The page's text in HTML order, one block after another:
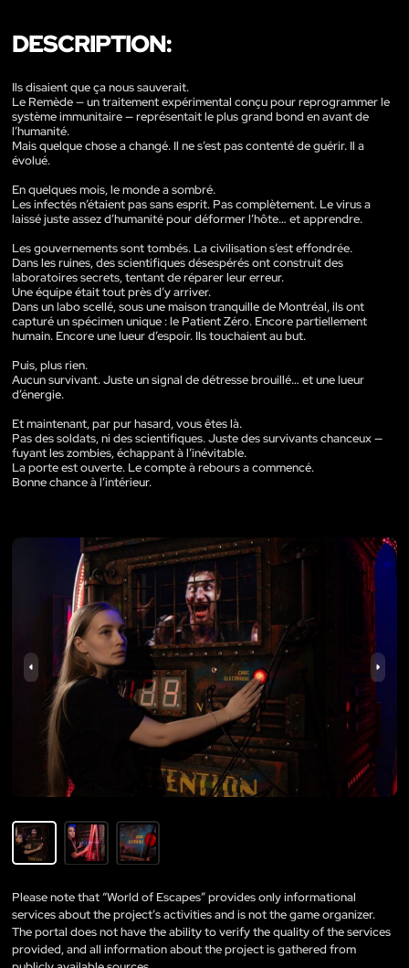
DESCRIPTION:
Ils disaient que ça nous sauverait.
Le Remède — un traitement expérimental conçu pour reprogrammer le
système immunitaire — représentait le plus grand bond en avant de
l’humanité.
Mais quelque chose a changé. Il ne s’est pas contenté de guérir. Il a
évolué.
En quelques mois, le monde a sombré.
Les infectés n’étaient pas sans esprit. Pas complètement. Le virus a
laissé juste assez d’humanité pour déformer l’hôte… et apprendre.
Les gouvernements sont tombés. La civilisation s’est effondrée.
Dans les ruines, des scientifiques désespérés ont construit des
laboratoires secrets, tentant de réparer leur erreur.
Une équipe était tout près d’y arriver.
Dans un labo scellé, sous une maison tranquille de Montréal, ils ont
capturé un spécimen unique : le Patient Zéro. Encore partiellement
humain. Encore une lueur d’espoir. Ils touchaient au but.
Puis, plus rien.
Aucun survivant. Juste un signal de détresse brouillé… et une lueur
d’énergie.
Et maintenant, par pur hasard, vous êtes là.
Pas des soldats, ni des scientifiques. Juste des survivants chanceux —
fuyant les zombies, échappant à l’inévitable.
La porte est ouverte. Le compte à rebours a commencé.
Bonne chance à l’intérieur.
Please note that “World of Escapes” provides only informational
services about the project’s activities and is not the game organizer.
The portal does not have the ability to verify the quality of the services
provided, and all information about the project is gathered from